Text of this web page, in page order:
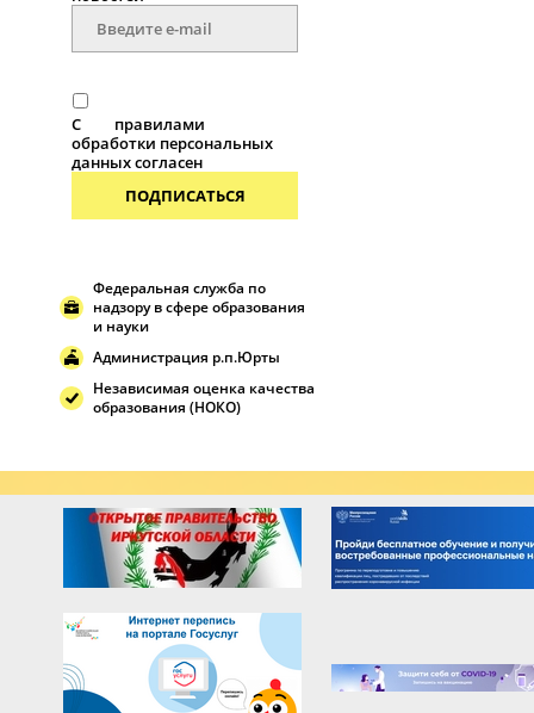
С
правилами
обработки персональных
данных согласен
ПОДПИСАТЬСЯ
Федеральная служба по
надзору в сфере образования
и науки
Администрация р.п.Юрты
Независимая оценка качества
образования (НОКО)